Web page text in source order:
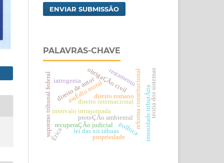
ENVIAR SUBMISSÃO
PALAVRAS-CHAVE
assÉdio moral
intervalo intrajornada
direito internacional reforma constitucional
obrigaÇÃo civil
proteÇÃo ambiental
recuperaÇÃo judicial
testamento
imunidade tributÁriateoria dos sistemas
supremo tribunal federal direito de autor
polÍtica
lei das xii tábuas
direito romano
propriedade
iatrogenia
Ética